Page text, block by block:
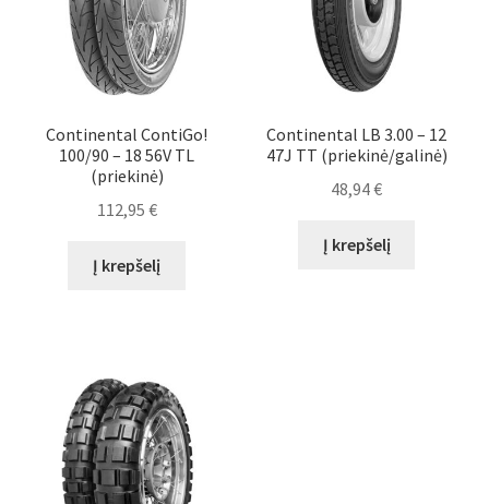
Continental ContiGo!
100/90 – 18 56V TL
(priekinė)
112,95 €
Į krepšelį
Continental LB 3.00 – 12
47J TT (priekinė/galinė)
48,94€
Į krepšelį